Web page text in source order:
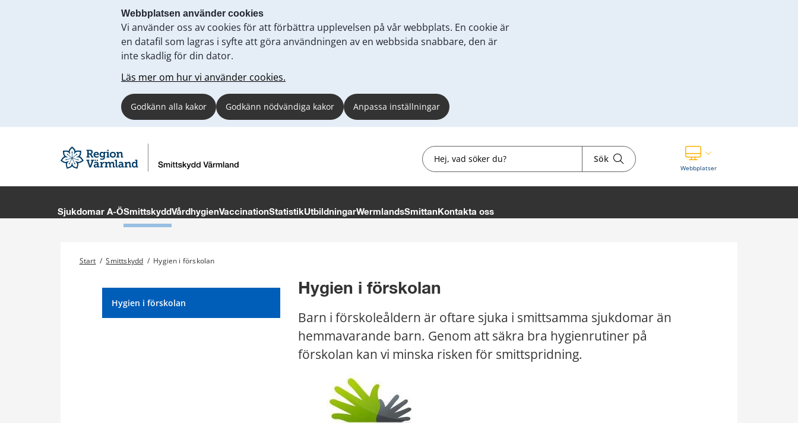
Webbplatsen använder cookies
Vi använder oss av cookies för att förbättra upplevelsen på vår webbplats. En cookie är
en datafil som lagras i syfte att göra användningen av en webbsida snabbare, den är
inte skadlig för din dator.
Läs mer om hur vi använder cookies.
Godkänn alla kakor Godkänn nödvändiga kakor Anpassa inställningar
Sök Sök
WebbplatserVisa våra andra webbplatser
Sjukdomar A-ÖSmittskyddVårdhygienVaccinationStatistikUtbildningarWermlandsSmittan Kontakta oss
Start / Smittskydd / Hygien i förskolan
Hygien i förskolan
Hygien i förskolan
Barn i förskoleåldern är oftare sjuka i smittsamma sjukdomar än
hemmavarande barn. Genom att säkra bra hygienrutiner på
förskolan kan vi minska risken för smittspridning.